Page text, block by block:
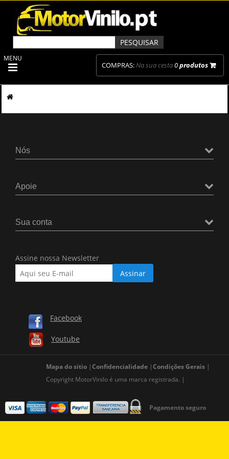
COMPRAS:Na sua cesta0produtos
MENU
Nós
Apoie
Sua conta
Assine nossa Newsletter
Facebook
Youtube
Mapa do sitio Confidencialidade
Condições Gerais
Copyright MotorVinilo é uma marca registrada.
Pagamento seguro